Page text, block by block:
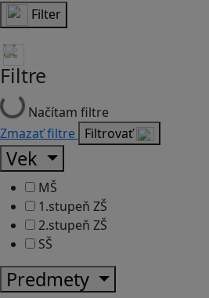
Filter
Filtre
Načítam filtre
Zmazať filtre Filtrovať
Vek
MŠ
1.stupeň ZŠ
2.stupeň ZŠ
SŠ
Predmety